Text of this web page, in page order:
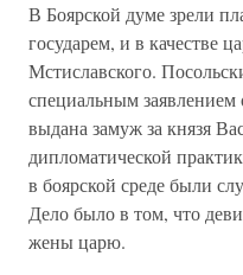
В Боярской думе зрели
государем, и в качестве
Мстиславского.
специальным заявлением
выдана замуж за князя
дипломатической
в боярской среде были
Дело было в том, что
жены царю.